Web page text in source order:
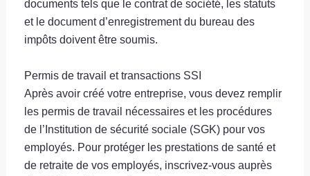
documents tels que le contrat de société, les statuts
et le document d’enregistrement du bureau des
impôts doivent être soumis.
Permis de travail et transactions SSI
Après avoir créé votre entreprise, vous devez remplir
les permis de travail nécessaires et les procédures
de l’Institution de sécurité sociale (SGK) pour vos
employés. Pour protéger les prestations de santé et
de retraite de vos employés, inscrivez-vous auprès